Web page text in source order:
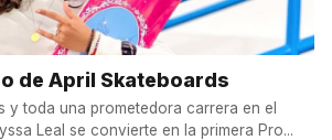
de April Skateboards
y toda una prometedora carrera en el
Leal se convierte en la primera Pro...